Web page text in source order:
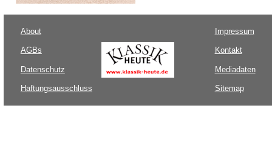
About
AGBs
Datenschutz
Haftungsausschluss
Impressum
Kontakt
Mediadaten
Sitemap